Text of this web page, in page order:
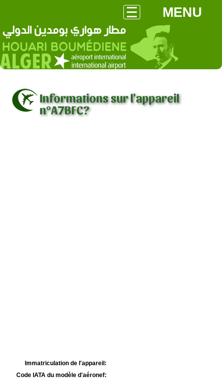
MENU
Informations sur l'appareil
n°A7BFC?
Immatriculation de l'appareil:
Code IATA du modèle d'aéronef: